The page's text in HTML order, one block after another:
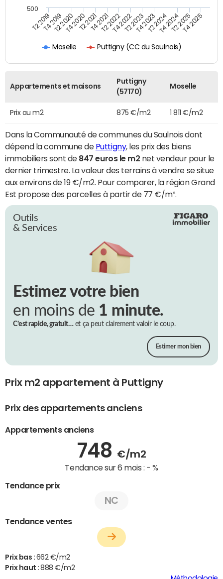
Moselle Puttigny (CC du Saulnois)
T2 2019T4 2019T2 2020T4 2020T2 2021T4 2021T2 2022T4 2022T2 2023T4 2023T2 2024T4 2024T2 2025T4 2025
500
Appartements et maisons
Puttigny
(57170)
Moselle
Prix au m2 875 €/m2 1 811 €/m2
Dans la Communauté de communes du Saulnois dont
dépend la commune de Puttigny, les prix des biens
immobiliers sont de 847 euros le m2 net vendeur pour le
dernier trimestre. La valeur des terrains à vendre se situe
aux environs de 19 €/m2. Pour comparer, la région Grand
Est propose des parcelles à partir de 77 €/m².
Outils
& Services
Estimez votre bien
en moins de 1 minute.
C’est rapide, gratuit…et ça peut clairement valoir le coup.
Estimer mon bien
Prix m2 appartement à Puttigny
Prix des appartements anciens
Appartements anciens
748 €/m2
Tendance sur 6 mois : - %
Tendance prix
NC
Tendance ventes
Prix bas : 662 €/m2
Prix haut :888 €/m2